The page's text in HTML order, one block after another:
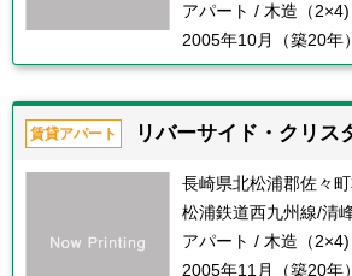
アパート / 木造（2×4)
2005年10月（築20年）
賃貸アパート リバーサイド・クリス
長崎県北松浦郡佐々
松浦鉄道西九州線/清
アパート / 木造（2×4)
2005年11月（築20年）